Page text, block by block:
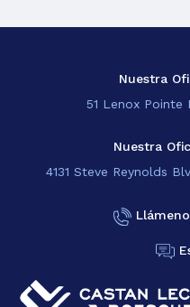
Nuestra
51 Lenox Pointe
Nuestra
4131 Steve Reynolds